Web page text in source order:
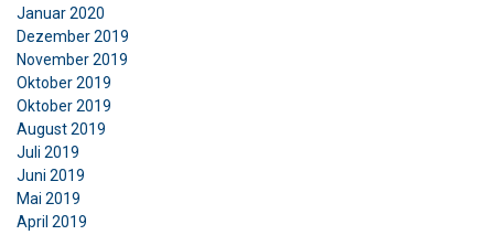
Januar 2020
Dezember 2019
November 2019
Oktober 2019
Oktober 2019
August 2019
Juli 2019
Juni 2019
Mai 2019
April 2019